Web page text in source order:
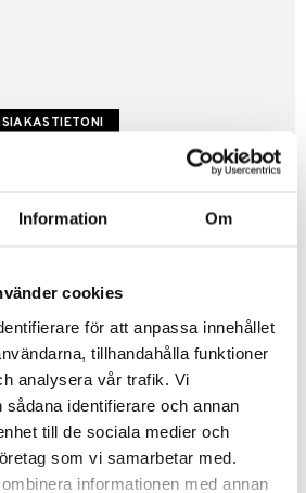
Information Om
cookies
för att anpassa innehållet
tillhandahålla funktioner
analysera vår trafik. Vi
identifierare och annan
till de sociala medier och
som vi samarbetar med.
informationen med annan